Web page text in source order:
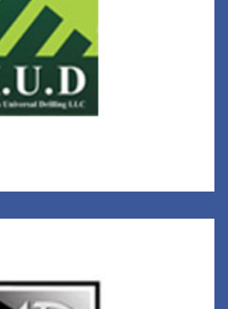
Дриллинг ХХК
УУРХАЙ, ОЛБОРЛОЛТ